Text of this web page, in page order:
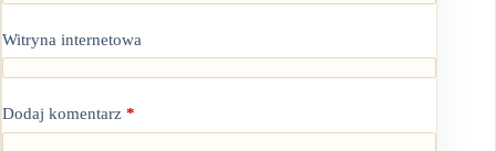
Witryna internetowa
Dodaj komentarz *